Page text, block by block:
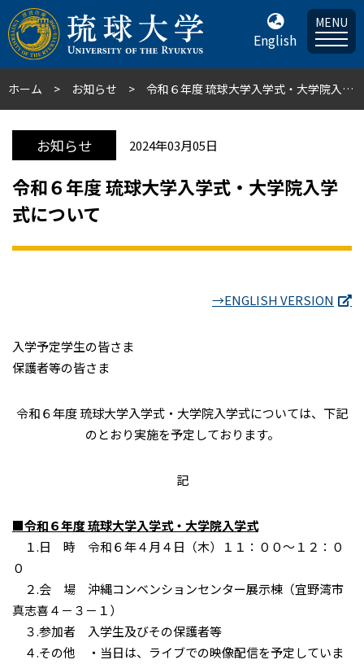
English
MENU
ホーム お知らせ 令和６年度 琉球大学入学式・大学院入学式について
お知らせ 2024年03月05日
令和６年度 琉球大学入学式・大学院入学
式について
→ENGLISH VERSION
入学予定学生の皆さま
保護者等の皆さま
令和６年度 琉球大学入学式・大学院入学式については、下記
のとおり実施を予定しております。
記
■令和６年度 琉球大学入学式・大学院入学式
１.日 時 令和６年４月４日（木）１１：００～１２：０
０
２.会 場 沖縄コンベンションセンター展示棟（宜野湾市
真志喜４－３－１）
３.参加者 入学生及びその保護者等
４.その他 ・当日は、ライブでの映像配信を予定していま